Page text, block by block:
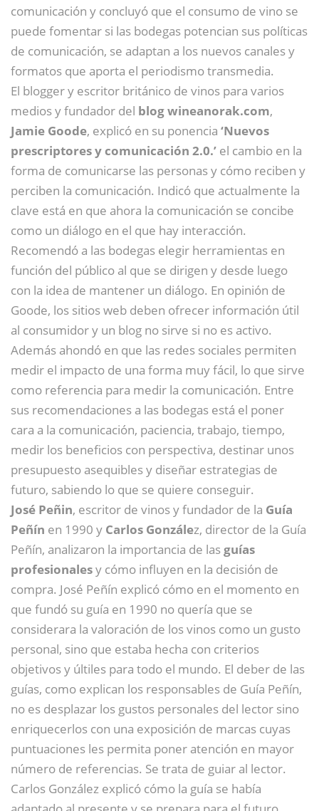
comunicación y concluyó que el consumo de vino se
puede fomentar si las bodegas potencian sus políticas
de comunicación, se adaptan a los nuevos canales y
formatos que aporta el periodismo transmedia.
El blogger y escritor británico de vinos para varios
medios y fundador del blog wineanorak.com,
Jamie Goode, explicó en su ponencia ‘Nuevos
prescriptores y comunicación 2.0.’ el cambio en la
forma de comunicarse las personas y cómo reciben y
perciben la comunicación. Indicó que actualmente la
clave está en que ahora la comunicación se concibe
como un diálogo en el que hay interacción.
Recomendó a las bodegas elegir herramientas en
función del público al que se dirigen y desde luego
con la idea de mantener un diálogo. En opinión de
Goode, los sitios web deben ofrecer información útil
al consumidor y un blog no sirve si no es activo.
Además ahondó en que las redes sociales permiten
medir el impacto de una forma muy fácil, lo que sirve
como referencia para medir la comunicación. Entre
sus recomendaciones a las bodegas está el poner
cara a la comunicación, paciencia, trabajo, tiempo,
medir los beneficios con perspectiva, destinar unos
presupuesto asequibles y diseñar estrategias de
futuro, sabiendo lo que se quiere conseguir.
José Peñin, escritor de vinos y fundador de la Guía
Peñín en 1990 y Carlos González, director de la Guía
Peñín, analizaron la importancia de las guías
profesionalesy cómo influyen en la decisión de
compra. José Peñín explicó cómo en el momento en
que fundó su guía en 1990 no quería que se
considerara la valoración de los vinos como un gusto
personal, sino que estaba hecha con criterios
objetivos y últiles para todo el mundo. El deber de las
guías, como explican los responsables de Guía Peñín,
no es desplazar los gustos personales del lector sino
enriquecerlos con una exposición de marcas cuyas
puntuaciones les permita poner atención en mayor
número de referencias. Se trata de guiar al lector.
Carlos González explicó cómo la guía se había